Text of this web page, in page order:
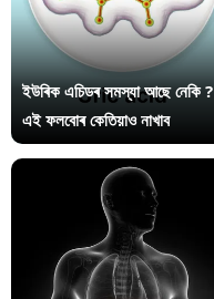
ইউৰিক এচিডৰ সমস্যা আছে নেকি ?
এই ফলবোৰ কেতিয়াও নাখাব